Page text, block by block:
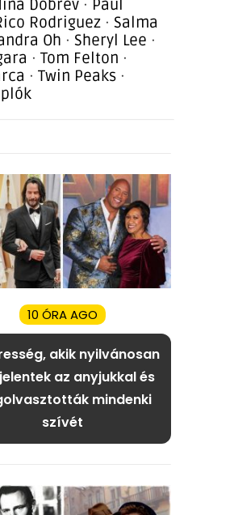
Dobrev · Paul
Rodriguez · Salma
Oh · Sheryl Lee ·
· Tom Felton ·
· Twin Peaks ·
10 ÓRA AGO
akik nyilvánosan
az anyjukkal és
mindenki
szívét